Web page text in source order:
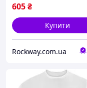
605₴
Купити
Rockway.com.ua